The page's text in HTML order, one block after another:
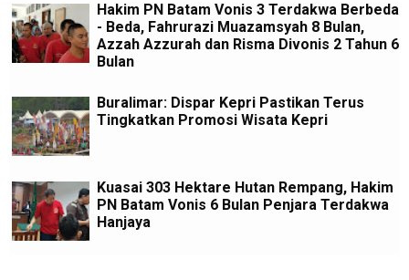
Hakim PN Batam Vonis 3 Terdakwa Berbeda
- Beda, Fahrurazi Muazamsyah 8 Bulan,
Azzah Azzurah dan Risma Divonis 2 Tahun 6
Bulan
Buralimar: Dispar Kepri Pastikan Terus
Tingkatkan Promosi Wisata Kepri
Kuasai 303 Hektare Hutan Rempang, Hakim
PN Batam Vonis 6 Bulan Penjara Terdakwa
Hanjaya